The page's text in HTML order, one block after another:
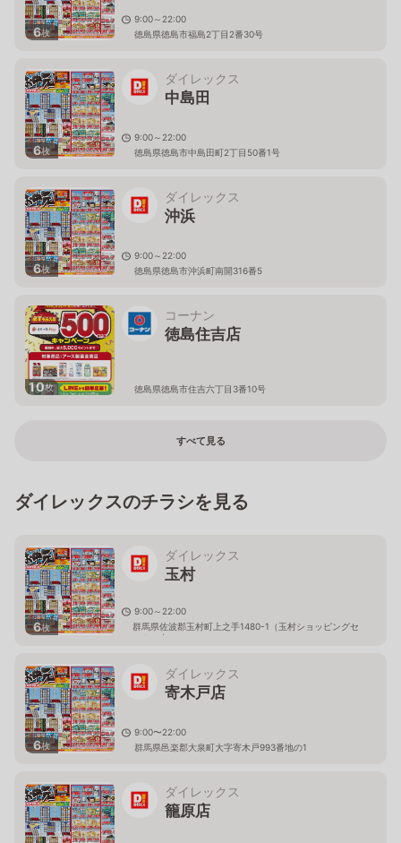
6枚
9:00～22:00
徳島県徳島市福島2丁目2番30号
6枚
ダイレックス
中島田
9:00～22:00
徳島県徳島市中島田町2丁目50番1号
6枚
ダイレックス
沖浜
9:00～22:00
徳島県徳島市沖浜町南開316番5
10枚
コーナン
徳島住吉店
徳島県徳島市住吉六丁目3番10号
すべて見る
ダイレックスのチラシを見る
6枚
ダイレックス
玉村
9:00～22:00
群馬県佐波郡玉村町上之手1480-1（玉村ショッピングセ
ンター内）
6枚
ダイレックス
寄木戸店
9:00〜22:00
群馬県邑楽郡大泉町大字寄木戸993番地の1
ダイレックス
籠原店